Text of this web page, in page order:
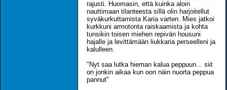
rajusti. Huomasin, että kuinka aloin
nauttimaan tilanteesta sillä olin harjoitellut
syväkurkuttamista Karia varten. Mies jatkoi
kurkkuni armotonta raiskaamista ja kohta
tunsikin toisen miehen repivän housuni
hajalle ja levittämään liukkaria perseelleni ja
kalulleen.
"Nyt saa lutka hieman kalua peppuun... siit
on jonkin aikaa kun oon näin nuorta peppua
pannut"